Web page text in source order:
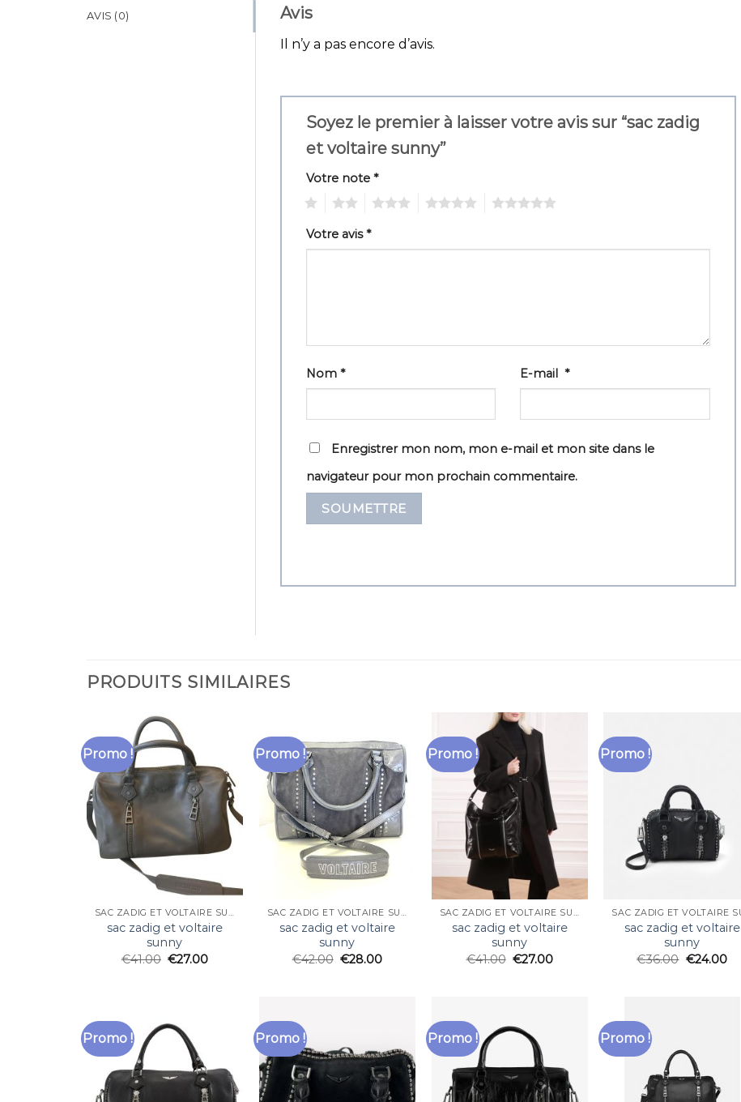
AVIS (0) Avis
Il n’y a pas encore d’avis.
Soyez le premier à laisser votre avis sur “sac zadig
et voltaire sunny”
Votre note *
Votre avis*
Nom * E-mail*
Enregistrer mon nom, mon e-mail et mon site dans le
navigateur pour mon prochain commentaire.
PRODUITS SIMILAIRES
Promo !
SAC ZADIG ET VOLTAIRE SUNNY
sac zadig et voltaire
sunny
€41.00 €27.00
Promo !
SAC ZADIG ET VOLTAIRE SUNNY
sac zadig et voltaire
sunny
€42.00 €28.00
Promo !
SAC ZADIG ET VOLTAIRE SUNNY
sac zadig et voltaire
sunny
€41.00 €27.00
Promo !
sac zadig et voltaire
sunny
€36.00 €24.00
Promo ! Promo ! Promo ! Promo !